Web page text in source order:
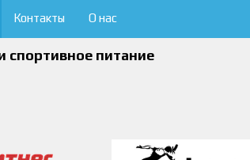
Контакты О нас
спортивное питание